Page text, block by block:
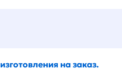
изготовления на заказ.